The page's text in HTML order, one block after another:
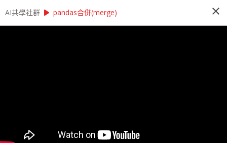
AI共學社群 play_arrow 莫凡 Python 基礎研習讀書會
label Matplotlib Numpy
Pandas
AI共學社群 play_arrow pandas合併(merge) close